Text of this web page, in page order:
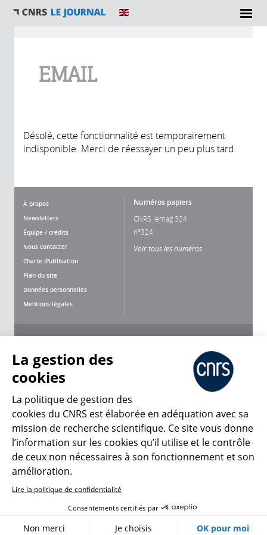
EMAIL
Désolé, cette fonctionnalité est temporairement
indisponible. Merci de réessayer un peu plus tard.
À propos
Newsletters
Équipe / crédits
Nous contacter
Charte d'utilisation
Plan du site
Données personnelles
Mentions légales
Numéros papiers
CNRS lemag 324
n°324
Voir tous les numéros
CNRS Le Mag
© 2026, CNRS
Créer un compte Se connecter
Gestion des cookies
La gestion des
cookies
La politique de gestion des
cookies du CNRS est élaborée en adéquation avec sa
mission de recherche scientifique. Ce site vous donne
l’information sur les cookies qu’il utilise et le contrôle
de ceux non nécessaires à son fonctionnement et son
amélioration.
Lire la politique de confidentialité
Consentements certifiés par
Non merci Je choisis OK pour moi